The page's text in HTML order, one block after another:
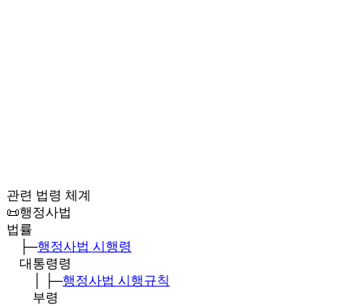
관련 법령 체계
📜행정사법
법률
├─행정사법 시행령
대통령령
│ ├─행정사법 시행규칙
부령